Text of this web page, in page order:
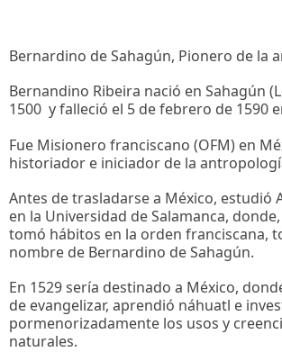
Bernardino de Sahagún, Pionero de la
Bernandino Ribeira nació en Sahagún
1500 y falleció el 5 de febrero de 1590
Fue Misionero franciscano (OFM) en
historiador e iniciador de la
Antes de trasladarse a México, estudió
en la Universidad de Salamanca,
tomó hábitos en la orden franciscana,
nombre de Bernardino de Sahagún.
En 1529 sería destinado a México,
de evangelizar, aprendió náhuatl e
pormenorizadamente los usos y
naturales.